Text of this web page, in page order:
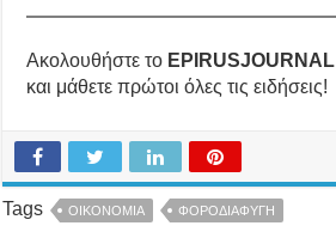
Ακολουθήστε το EPIRUSJOURNAL
και μάθετε πρώτοι όλες τις ειδήσεις!
Tags ΟΙΚΟΝΟΜΙΑ ΦΟΡΟΔΙΑΦΥΓΗ